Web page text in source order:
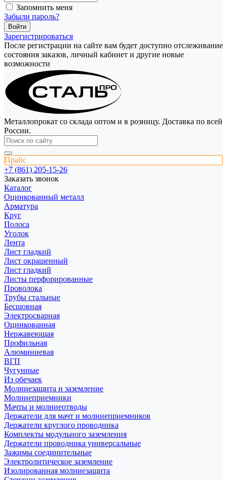
Запомнить меня
Забыли пароль?
Зарегистрироваться
После регистрации на сайте вам будет доступно отслеживание
состояния заказов, личный кабинет и другие новые
возможности
Металлопрокат со склада оптом и в розницу. Доставка по всей
России.
Прайс
+7 (861) 205-15-26
Заказать звонок
Каталог
Оцинкованный металл
Арматура
Круг
Полоса
Уголок
Лента
Лист гладкий
Лист окрашенный
Лист гладкий
Листы перфорированные
Проволока
Трубы стальные
Бесшовная
Электросварная
Оцинкованная
Нержавеющая
Профильная
Алюминиевая
ВГП
Чугунные
Из обечаек
Молниезащита и заземление
Молниеприемники
Мачты и молниеотводы
Держатели для мачт и молниеприемников
Держатели круглого проводника
Комплекты модульного заземления
Держатели проводника универсальные
Зажимы соединительные
Электролитическое заземление
Изолированная молниезащита